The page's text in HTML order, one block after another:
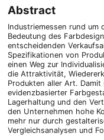
Abstract
Industriemessen rund um
Bedeutung des
entscheidenden
Spezifikationen von
einen Weg zur
die Attraktivität,
Produkten aller Art.
evidenzbasierter
Lagerhaltung und den
den Unternehmen hohe
mehr nur durch
Vergleichsanalysen und